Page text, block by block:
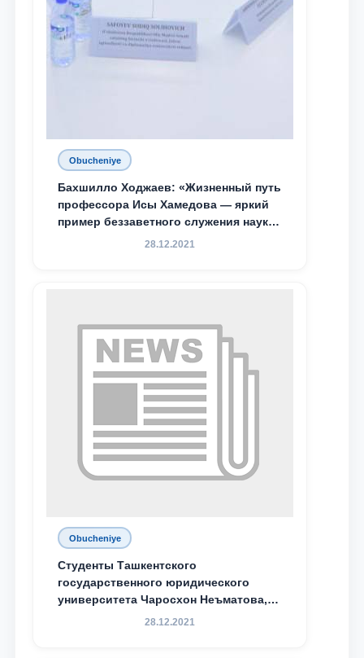
Obucheniye
Бахшилло Ходжаев: «Жизненный путь
профессора Исы Хамедова — яркий
пример беззаветного служения науке,
Родине и воспитанию молодого
28.12.2021
Obucheniye
Студенты Ташкентского
государственного юридического
университета Чаросхон Неъматова,
Севдо Хакимходжаева, Анбарой
28.12.2021